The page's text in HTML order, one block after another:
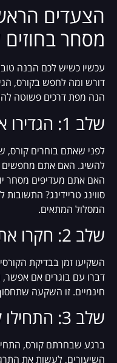
הצעדים
מסחר בחוזים
עכשיו כשיש לכם הבנה
דורש ומה לחפש בקורס,
הנה מפת דרכים פשוטה
שלב 1: הגדירו את המטרות שלכם
לפני שאתם בוחרים
להשיג. האם אתם מחפשים
האם אתם מעדיפים מסחר
סווינג טריידינג?
המסלול המתאים.
שלב 2: חקרו את האפשרויות
השקיעו זמן בבדיקת
דברו עם בוגרים אם אפשר,
חינמיים. זו השקעה
שלב 3: התחילו ללמוד
ברגע שבחרתם קורס,
השיעורים, לעשות את